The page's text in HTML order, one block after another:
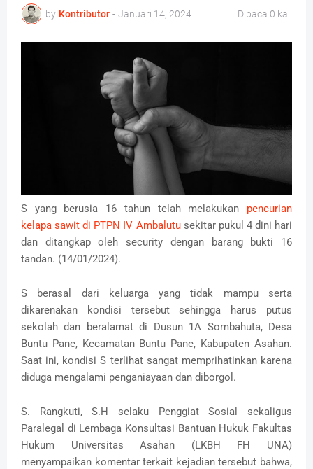
by Kontributor - Januari 14, 2024 Dibaca 0 kali
S yang berusia 16 tahun telah melakukan pencurian
kelapa sawit di PTPN IV Ambalutusekitar pukul 4 dini hari
dan ditangkap oleh security dengan barang bukti 16
tandan. (14/01/2024).
S berasal dari keluarga yang tidak mampu serta
dikarenakan kondisi tersebut sehingga harus putus
sekolah dan beralamat di Dusun 1A Sombahuta, Desa
Buntu Pane, Kecamatan Buntu Pane, Kabupaten Asahan.
Saat ini, kondisi S terlihat sangat memprihatinkan karena
diduga mengalami penganiayaan dan diborgol.
S. Rangkuti, S.H selaku Penggiat Sosial sekaligus
Paralegal di Lembaga Konsultasi Bantuan Hukuk Fakultas
Hukum Universitas Asahan (LKBH FH UNA)
menyampaikan komentar terkait kejadian tersebut bahwa,